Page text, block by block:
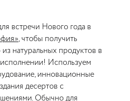
встречи Нового года в
, чтобы получить
натуральных продуктов в
Используем
инновационные
десертов с
Обычно для